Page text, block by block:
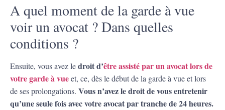
A quel moment de la garde à vue
voir un avocat ? Dans quelles
conditions ?
Ensuite, vous avez ledroit d’être assisté par un avocat lors de
votre garde à vueet, ce, dès le début de la garde à vue et lors
de ses prolongations. Vous n’avez le droit de vous entretenir
qu’une seule fois avec votre avocat par tranche de 24 heures.